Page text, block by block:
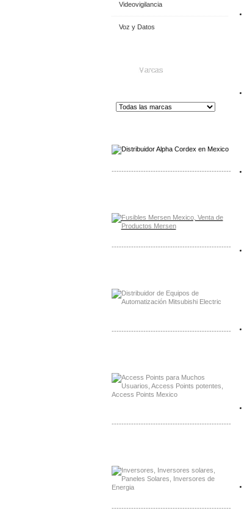
Videovigilancia
Voz y Datos
Marcas
-------------------------------------------------
-------------------------------------------------
-------------------------------------------------
-------------------------------------------------
-------------------------------------------------